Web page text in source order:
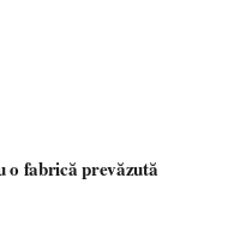
o fabrică prevăzută